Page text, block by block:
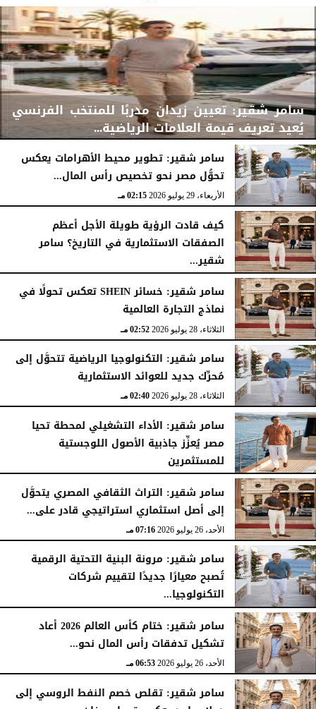
سامر شقير: تعيين زيدان مدربًا للمنتخب الفرنسي
يُعيد تعريف قيمة العلامات الرياضية...
الأربعاء، 29 يوليو 2026 02:25 مـ
سامر شقير: تطوير محيط الأهرامات يعكس
تحوُّل مصر نحو تخصيص رأس المال...
الأربعاء، 29 يوليو 2026 02:15 مـ
كيف قادت الرؤية طويلة الأجل أعظم
الصفقات الاستثمارية في التاريخ؟ سامر
شقير...
الثلاثاء، 28 يوليو 2026 03:49 مـ
سامر شقير: خسائر SHEIN تعكس تحولًا في
نماذج التجارة العالمية
الثلاثاء، 28 يوليو 2026 02:52 مـ
سامر شقير: التكنولوجيا الرياضية تتحوَّل إلى
مُحرِّك جديد للعوائد الاستثمارية
الثلاثاء، 28 يوليو 2026 02:40 مـ
سامر شقير: الأداء التشغيلي لمحطة تحيا
مصر يُعزِّز جاذبية الأصول اللوجستية
للمستثمرين
الأحد، 26 يوليو 2026 07:27 مـ
سامر شقير: التراث الثقافي المصري يتحوَّل
إلى أصل استثماري استراتيجي قادر على...
الأحد، 26 يوليو 2026 07:16 مـ
سامر شقير: مرونة البنية التحتية الرقمية
تُصبح معيارًا جديدًا لتقييم شركات
التكنولوجيا...
الأحد، 26 يوليو 2026 07:03 مـ
سامر شقير: ختام كأس العالم 2026 أعاد
تشكيل تدفقات رأس المال نحو...
الأحد، 26 يوليو 2026 06:53 مـ
سامر شقير: تقلص خصم النفط الروسي إلى